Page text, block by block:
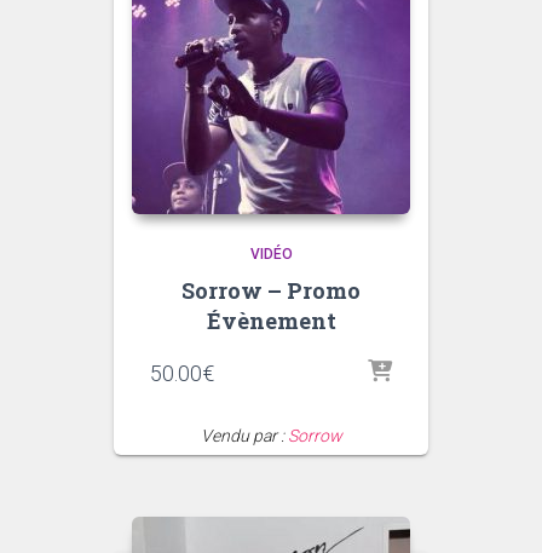
VIDÉO
Sorrow – Promo
Évènement
50.00€
Vendu par :Sorrow